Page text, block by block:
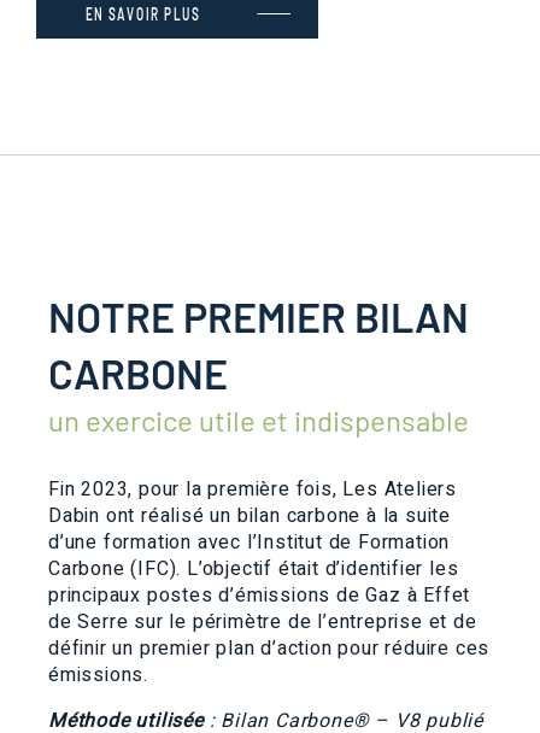
EN SAVOIR PLUS
NOTRE PREMIER BILAN
CARBONE
un exercice utile et indispensable
Fin 2023, pour la première fois, Les Ateliers
Dabin ont réalisé un bilan carbone à la suite
d’une formation avec l’Institut de Formation
Carbone (IFC). L’objectif était d’identifier les
principaux postes d’émissions de Gaz à Effet
de Serre sur le périmètre de l’entreprise et de
définir un premier plan d’action pour réduire ces
émissions.
Méthode utilisée: Bilan Carbone® – V8 publié